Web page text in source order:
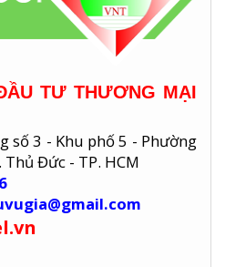
TƯ THƯƠNG MẠI
số 3 - Khu phố 5 - Phường
Đức - TP. HCM